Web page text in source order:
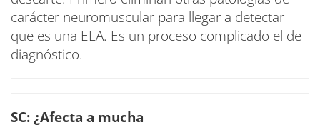
carácter neuromuscular para llegar a detectar
que es una ELA. Es un proceso complicado el de
diagnóstico.
SC: ¿Afecta a mucha